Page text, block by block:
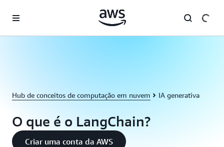
Pular para o conteúdo principal
Hub de conceitos de computação em nuvem IA generativa
O que é o LangChain?
Criar uma conta da AWS